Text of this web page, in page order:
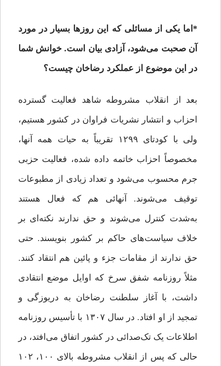
* اما یکی از مسائلی که این روز‌‌ها بسیار در مورد
آن صحبت می‌شود، آزادی بیان است. خوانش شما
در این موضوع از عملکرد رضاخان چیست؟
بعد از انقلاب مشروطه شاهد فعالیت گسترده
احزاب و انتشار نشریات فراوان در کشور هستیم،
ولی با کودتای ۱۲۹۹ تقریباً به حیات همه آنها،
مخصوصاً احزاب خاتمه داده شده، فعالیت حزبی
جرم محسوب می‌شود و تعداد زیادی از مطبوعات
توقیف می‌شوند. آنهائی هم که فعال هستند
به‌شدت کنترل می‌شوند و حق ندارند نکته‌ای بر
خلاف سیاست‌های حاکم بر کشور بنویسند. حتی
حق ندارند از مقامات جزء و پائین هم انتقاد کنند.
مثلاً روزنامه شفق سرخ که اوایل موضع انتقادی
داشت، با آغاز سلطنت رضاخان به دریوزگی و
تمجید از او ‌افتاد. در سال ۱۳۰۷ با تأسیس روزنامه
اطلاعات یک تک‌صدائی در کشور اتفاق می‌افتد، در
حالی که پس از انقلاب مشروطه بالای ۱۰۰، ۱۰۲